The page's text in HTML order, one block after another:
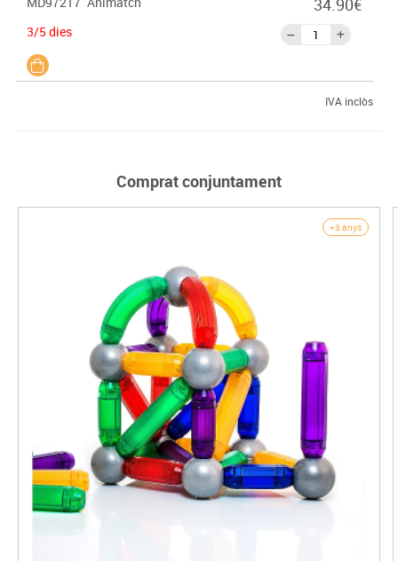
3/5 dies
34.90€
IVA inclòs
Comprat conjuntament
+3 anys